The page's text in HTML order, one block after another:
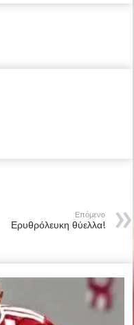
Επόμενο
Ερυθρόλευκη θύελλα!